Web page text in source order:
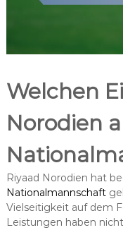
Welchen
Norodien
Riyaad Norodien hat
Nationalmannschaft
Vielseitigkeit auf dem
Leistungen haben